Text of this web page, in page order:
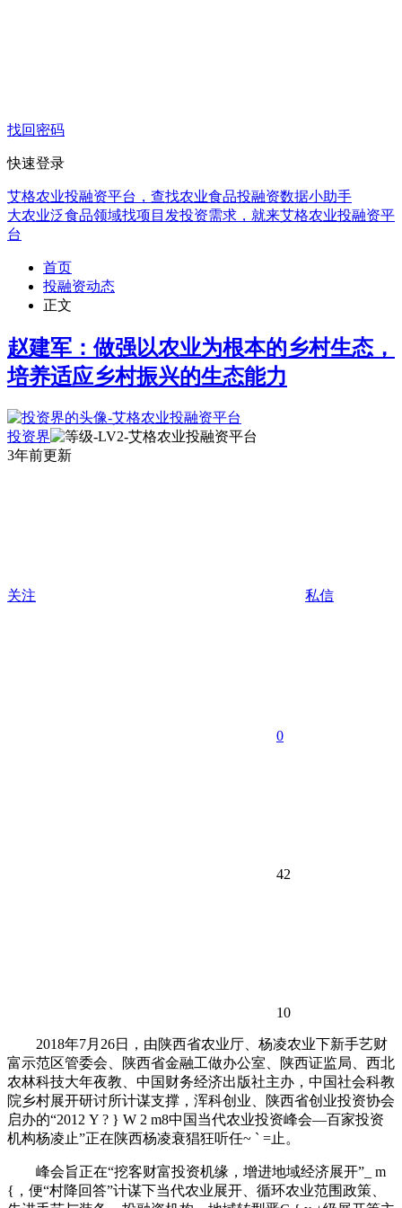
找回密码
快速登录
艾格农业投融资平台，查找农业食品投融资数据小助手
大农业泛食品领域找项目发投资需求，就来艾格农业投融资平
台
首页
投融资动态
正文
赵建军：做强以农业为根本的乡村生态，
培养适应乡村振兴的生态能力
投资界
3年前更新
关注 私信
0
42
10
2018年7月26日，由陕西省农业厅、杨凌农业下新手艺财
富示范区管委会、陕西省金融工做办公室、陕西证监局、西北
农林科技大年夜教、中国财务经济出版社主办，中国社会科教
院乡村展开研讨所计谋支撑，浑科创业、陕西省创业投资协会
启办的“201 2 Y ? } W 2 m8中国当代农业投资峰会—百家投资
机构杨凌止”正在陕西杨凌衰猖狂听任~ ` =止。
峰会旨正在“挖客财富投资机缘，增进地域经济展开” _ m
{ ，便“村降回答”计谋下当代农业展开、循环农业范围政策、